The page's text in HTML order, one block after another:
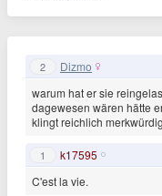
2 Dizmo
warum hat er sie
dagewesen wären hätte
klingt reichlich
1 k17595
C'est la vie.